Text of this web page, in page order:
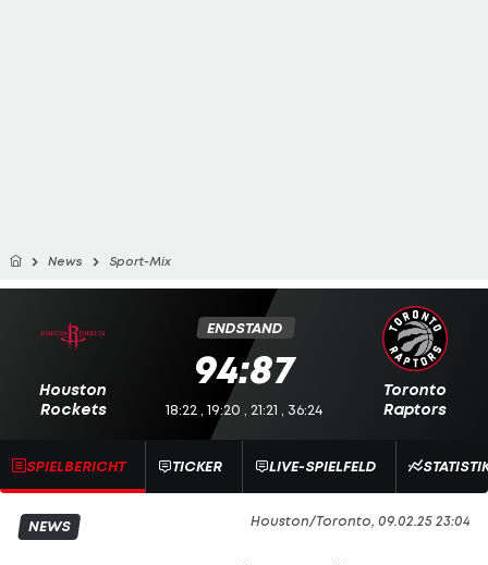
News Sport-Mix
Houston
Rockets
Toronto
Raptors
ENDSTAND
94:87
18:22 , 19:20 , 21:21 , 36:24
SPIELBERICHT TICKER LIVE-SPIELFELD
Houston/Toronto, 09.02.25 23:04
NEWS